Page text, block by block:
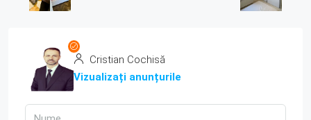
Cristian Cochisă
Vizualizați anunțurile